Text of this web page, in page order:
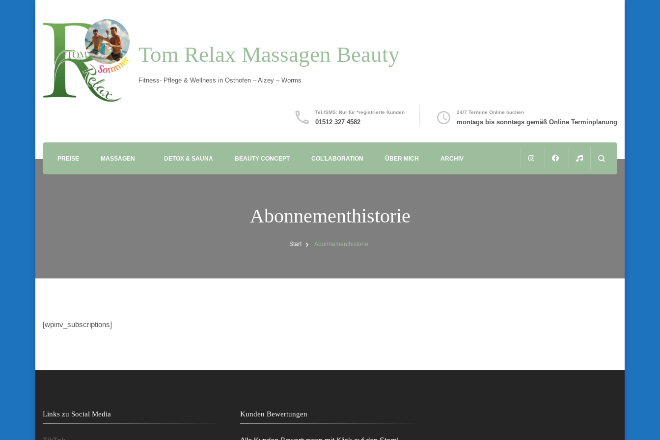
Tom Relax Massagen Beauty
Fitness- Pflege & Wellness in Osthofen – Alzey – Worms
Tel./SMS: Nur für *registrierte Kunden
01512 327 4582
24/7 Termine Online buchen
montags bis sonntags gemäß Online Terminplanung
PREISE MASSAGEN DETOX & SAUNA BEAUTY CONCEPT COL’LABORATION ÜBER MICH ARCHIV
Abonnementhistorie
Start Abonnementhistorie
[wpinv_subscriptions]
Links zu Social Media Kunden Bewertungen